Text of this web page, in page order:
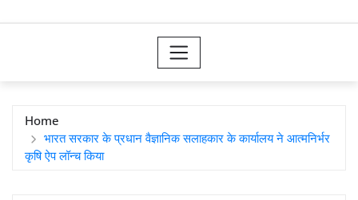
Home
भारत सरकार के प्रधान वैज्ञानिक सलाहकार के कार्यालय ने आत्मनिर्भर
कृषि ऐप लॉन्च किया